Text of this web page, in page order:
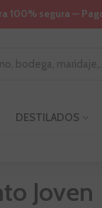
100% segura —
DESTILADOS
Joven